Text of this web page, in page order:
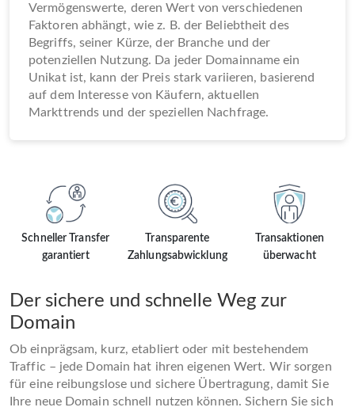
Schneller Transfer
garantiert
Transparente
Zahlungsabwicklung
Transaktionen
überwacht
Der sichere und schnelle Weg zur
Domain
Ob einprägsam, kurz, etabliert oder mit bestehendem
Traffic – jede Domain hat ihren eigenen Wert. Wir sorgen
für eine reibungslose und sichere Übertragung, damit Sie
Ihre neue Domain schnell nutzen können. Sichern Sie sich
Vermögenswerte, deren Wert von verschiedenen
Faktoren abhängt, wie z. B. der Beliebtheit des
Begriffs, seiner Kürze, der Branche und der
potenziellen Nutzung. Da jeder Domainname ein
Unikat ist, kann der Preis stark variieren, basierend
auf dem Interesse von Käufern, aktuellen
Markttrends und der speziellen Nachfrage.